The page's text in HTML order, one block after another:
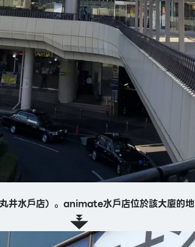
水戶店）。animate水戶店位於該大廈的地